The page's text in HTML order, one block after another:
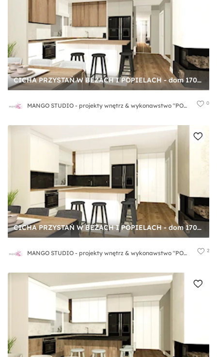
CICHA PRZYSTAŃ W BEŻACH I POPIELACH - dom 170m2 - Kuchnia, styl nowoczesny - zdjęcie od MANGO STUDIO - projekty wnętrz & wykonawstwo "POD KLUCZ" - ZASTĘPSTWO INWESTORSKIE - projekty wnętrz HoReCa - konsultacje
MANGO STUDIO - projekty wnętrz & wykonawstwo "POD KLUCZ" - ZASTĘPSTWO INWESTORSKIE - projekty wnętrz HoReCa - konsultacje 0
CICHA PRZYSTAŃ W BEŻACH I POPIELACH - dom 170m2 - Kuchnia, styl nowoczesny - zdjęcie od MANGO STUDIO - projekty wnętrz & wykonawstwo "POD KLUCZ" - ZASTĘPSTWO INWESTORSKIE - projekty wnętrz HoReCa - konsultacje
MANGO STUDIO - projekty wnętrz & wykonawstwo "POD KLUCZ" - ZASTĘPSTWO INWESTORSKIE - projekty wnętrz HoReCa - konsultacje 2